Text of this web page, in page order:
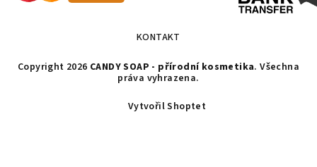
KONTAKT
Copyright 2026 CANDY SOAP - přírodní kosmetika. Všechna
práva vyhrazena.
Vytvořil Shoptet